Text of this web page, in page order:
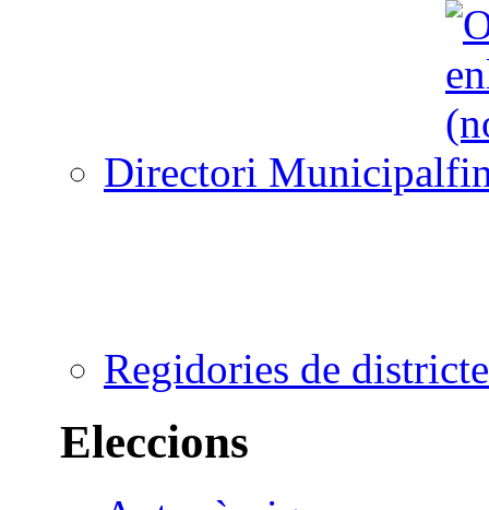
Directori Municipal
Regidories de districte
Eleccions